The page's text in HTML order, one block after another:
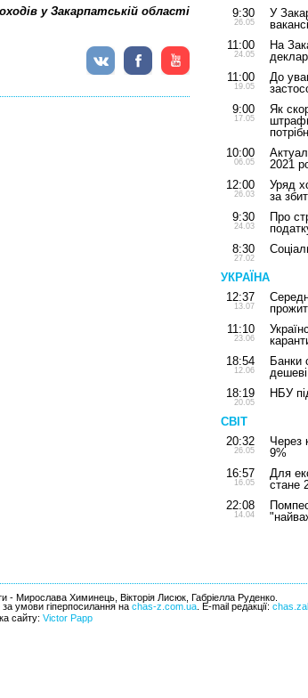
у Закарпатській області
9:30
26.05
У
11:00
24.05
На
11:00
19.05
До
9:00
17.05
Як
10:00
06.05
2021
12:00
26.03
Уряд
за
9:30
24.03
Про
8:30
27.02
УКРАЇНА
12:37
13.07
11:10
23.06
18:54
12.06
Банки
18:19
20.05
НБУ
СВІТ
20:32
26.05
Через
9%
16:57
16.05
Для
стане
22:08
14.04
- Мирослава Химинець, Вікторія Лисюк, Габріелла Руденко.
умови гіперпосилання на chas-z.com.ua . E-mail редакції:
сайту: Victor Papp